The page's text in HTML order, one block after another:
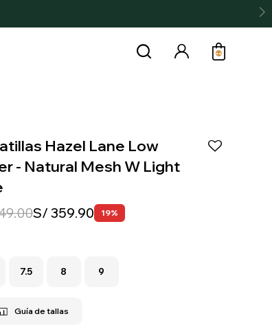
Hazel Lane Low
- Natural Mesh W Light
S/ 359.90 19
7.5 8 9